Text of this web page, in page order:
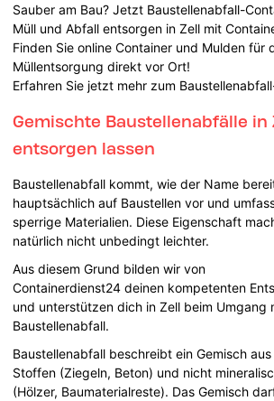
Sauber am Bau? Jetzt Baustellenabfall-
Müll und Abfall entsorgen in Zell mit
Finden Sie online Container und Mulden für
Müllentsorgung direkt vor Ort!
Erfahren Sie jetzt mehr zum
Gemischte Baustellenabfälle in
entsorgen lassen
Baustellenabfall kommt, wie der Name
hauptsächlich auf Baustellen vor und
sperrige Materialien. Diese Eigenschaft
natürlich nicht unbedingt leichter.
Aus diesem Grund bilden wir von
Containerdienst24 deinen kompetenten
und unterstützen dich in Zell beim Umgang
Baustellenabfall.
Baustellenabfall beschreibt ein Gemisch
Stoffen (Ziegeln, Beton) und nicht
(Hölzer, Baumaterialreste). Das Gemisch